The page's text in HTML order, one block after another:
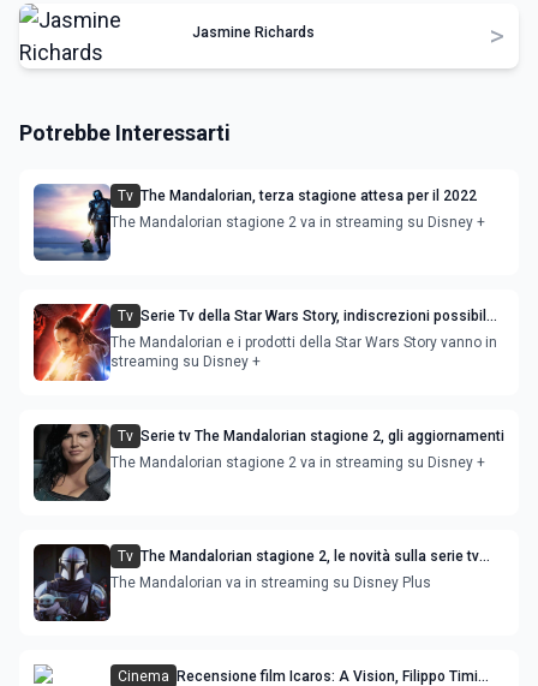
Jasmine Richards >
Potrebbe Interessarti
Tv The Mandalorian, terza stagione attesa per il 2022
The Mandalorian stagione 2 va in streaming su Disney +
Tv Serie Tv della Star Wars Story, indiscrezioni possibile
spin-off del personaggio di Cara Dune
The Mandalorian e i prodotti della Star Wars Story vanno in
streaming su Disney +
Tv
Serie tv The Mandalorian stagione 2, gli aggiornamenti
The Mandalorian stagione 2 va in streaming su Disney +
Tv The Mandalorian stagione 2, le novità sulla serie tv
con Pedro Pascal e Rosario Dawson
The Mandalorian va in streaming su Disney Plus
Cinema
Recensione film Icaros: A Vision, Filippo Timi